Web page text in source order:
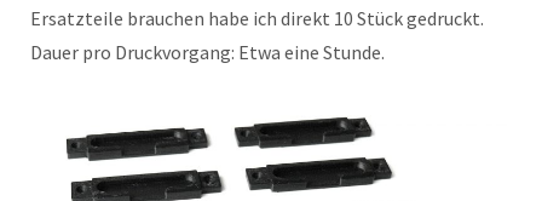
Ersatzteile brauchen habe ich direkt 10 Stück gedruckt.
Dauer pro Druckvorgang: Etwa eine Stunde.